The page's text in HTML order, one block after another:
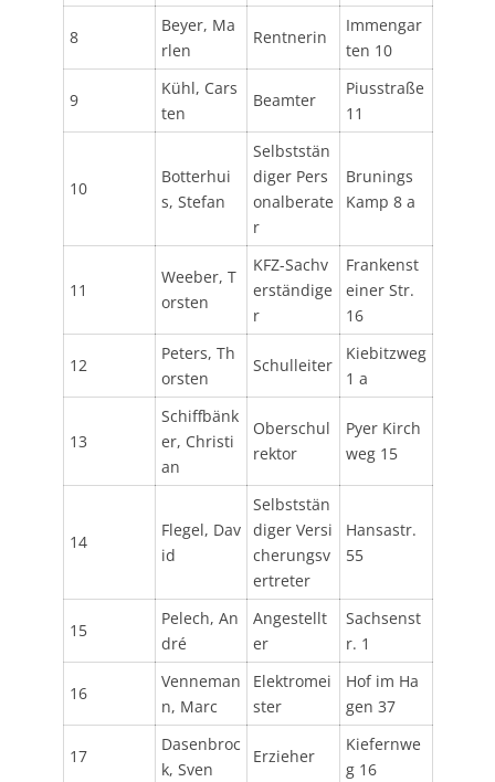
8
Beyer, Ma
rlen
Rentnerin
Immengar
ten 10
9
Kühl, Cars
ten
Beamter
Piusstraße
11
10
Botterhui
s, Stefan
Selbststän
diger Pers
onalberate
r
Brunings
Kamp 8 a
11
Weeber, T
orsten
KFZ-Sachv
erständige
r
Frankenst
einer Str.
16
12
Peters, Th
orsten
Schulleiter
Kiebitzweg
1 a
13
Schiffbänk
er, Christi
an
Oberschul
rektor
Pyer Kirch
weg 15
14
Flegel, Dav
id
Selbststän
diger Versi
cherungsv
ertreter
Hansastr.
55
15
Pelech, An
dré
Angestellt
er
Sachsenst
r. 1
16
Venneman
n, Marc
Elektromei
ster
Hof im Ha
gen 37
17
Dasenbroc
k, Sven
Erzieher
Kiefernwe
g 16